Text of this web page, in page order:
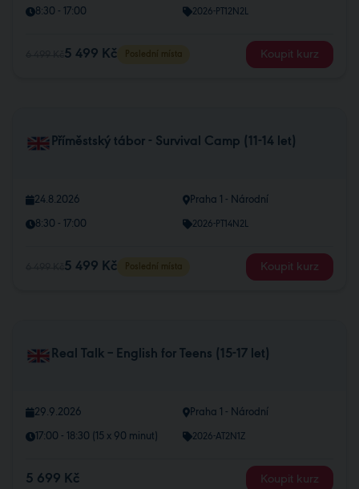
8:30 - 17:00 2026-PT12N2L
5 499 Kč Poslední místa Koupit kurz
Příměstský tábor - Survival Camp (11-14 let)
24.8.2026 Praha 1 - Národní
8:30 - 17:00 2026-PT14N2L
5 499 Kč Poslední místa Koupit kurz
Real Talk – English for Teens (15-17 let)
29.9.2026 Praha 1 - Národní
17:00 - 18:30 (15 x 90 minut) 2026-AT2N1Z
5 699 Kč Koupit kurz